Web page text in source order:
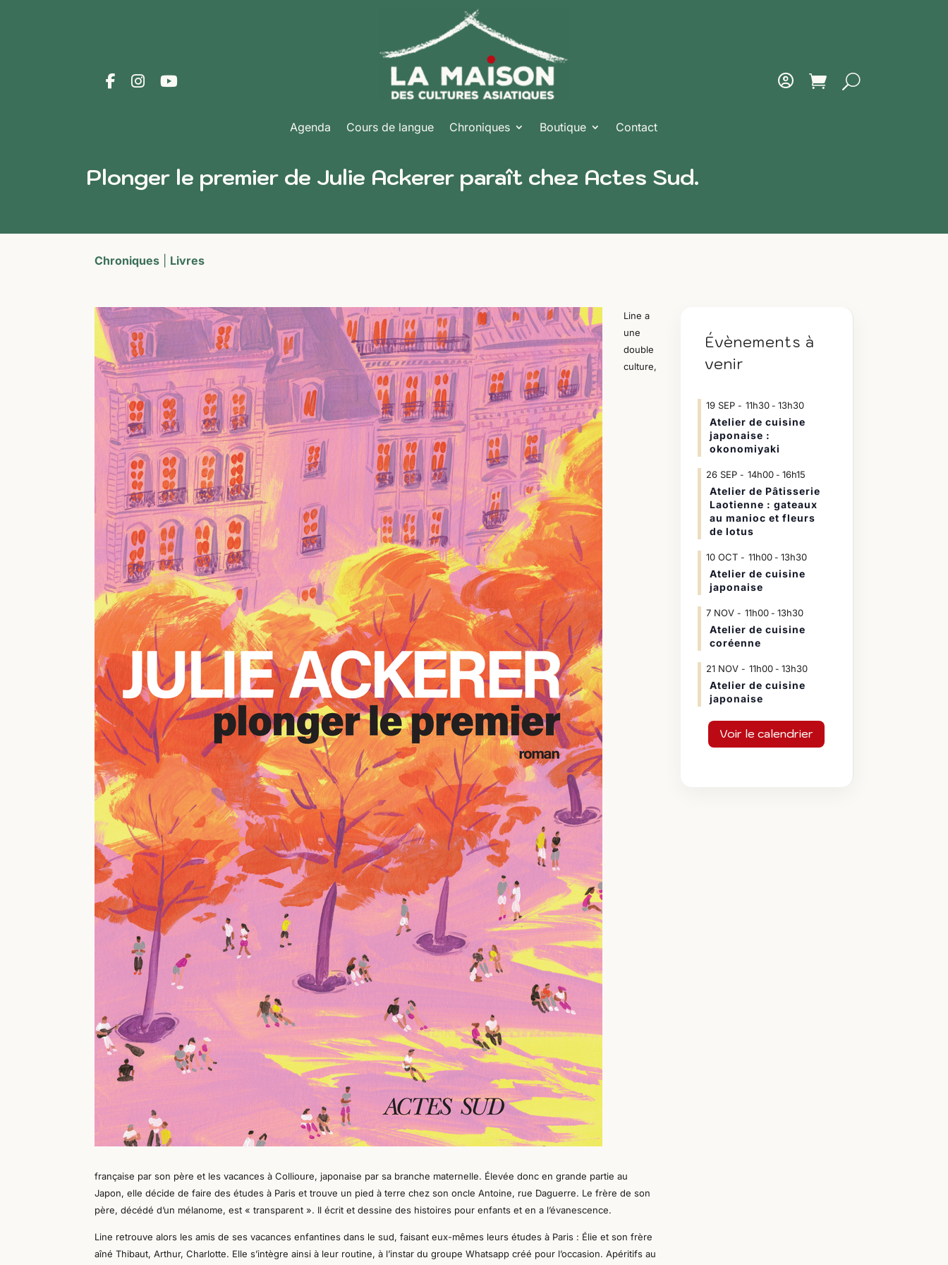
Agenda Cours de langue Chroniques Boutique Contact
Plonger le premier de Julie Ackerer paraît chez Actes Sud.
Chroniques Livres
Line a
une
double
culture,
française par son père et les vacances à Collioure, japonaise par sa branche maternelle. Élevée donc en grande partie au
Japon, elle décide de faire des études à Paris et trouve un pied à terre chez son oncle Antoine, rue Daguerre. Le frère de son
père, décédé d’un mélanome, est « transparent ». Il écrit et dessine des histoires pour enfants et en a l’évanescence.
Line retrouve alors les amis de ses vacances enfantines dans le sud, faisant eux-mêmes leurs études à Paris : Élie et son frère
aîné Thibaut, Arthur, Charlotte. Elle s’intègre ainsià leur routine, à l’instar du groupe Whatsapp créé pour l’occasion. Apéritifs au
Évènements à
venir
19 SEP 11h30- 13h30
Atelier de cuisine
japonaise :
okonomiyaki
26 SEP 14h00- 16h15
Atelier de Pâtisserie
Laotienne : gateaux
au manioc et fleurs
de lotus
10 OCT 11h00- 13h30
Atelier de cuisine
japonaise
7 NOV 11h00- 13h30
Atelier de cuisine
coréenne
21 NOV 11h00- 13h30
Atelier de cuisine
japonaise
Voir le calendrier